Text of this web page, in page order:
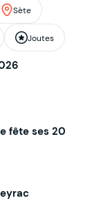
Sète
Joutes
fête ses 20